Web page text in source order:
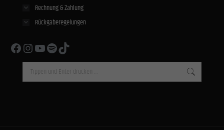
Rechnung & Zahlung
Rückgaberegelungen
Facebook
Instagram
YouTube
Spotify
TikTok
Search: